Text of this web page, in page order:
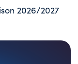
2026/2027